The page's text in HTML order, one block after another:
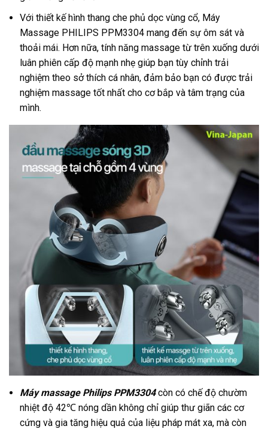
Với thiết kế hình thang che phủ dọc vùng cổ, Máy
Massage PHILIPS PPM3304 mang đến sự ôm sát và
thoải mái. Hơn nữa, tính năng massage từ trên xuống dưới
luân phiên cấp độ mạnh nhẹ giúp bạn tùy chỉnh trải
nghiệm theo sở thích cá nhân, đảm bảo bạn có được trải
nghiệm massage tốt nhất cho cơ bắp và tâm trạng của
mình.
Máy massage Philips PPM3304còn có chế độ chườm
nhiệt độ 42℃ nóng dần không chỉ giúp thư giãn các cơ
cứng và gia tăng hiệu quả của liệu pháp mát xa, mà còn